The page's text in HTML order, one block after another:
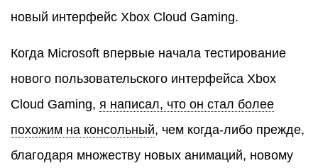
новый интерфейс Xbox Cloud Gaming.
Когда Microsoft впервые начала тестирование
нового пользовательского интерфейса Xbox
Cloud Gaming, я написал, что он стал более
похожим на консольный, чем когда-либо прежде,
благодаря множеству новых анимаций, новому